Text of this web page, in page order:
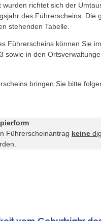
richtet sich der
des Führerscheins. Die
stehenden Tabelle.
Führerscheins können Sie
sowie in den
bringen Sie bitte
Führerscheinantrag keine